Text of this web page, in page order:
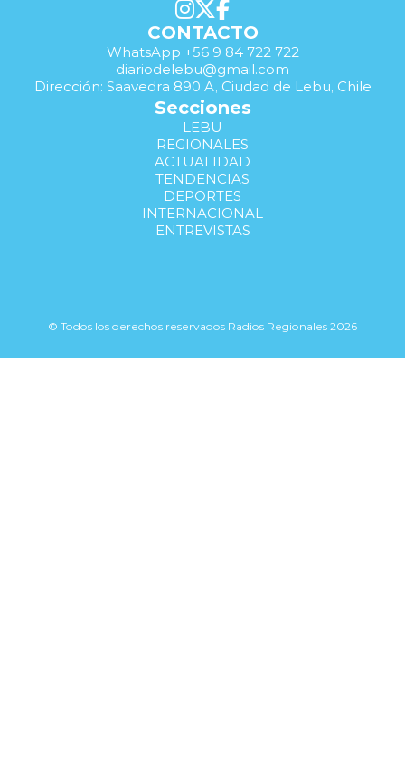
CONTACTO
WhatsApp +56 9 84 722 722
diariodelebu@gmail.com
Dirección: Saavedra 890 A, Ciudad de Lebu, Chile
Secciones
LEBU
REGIONALES
ACTUALIDAD
TENDENCIAS
DEPORTES
INTERNACIONAL
ENTREVISTAS
© Todos los derechos reservados Radios Regionales 2026